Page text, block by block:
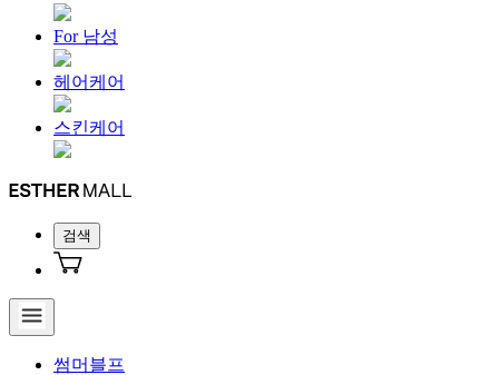
For 남성
헤어케어
스킨케어
검색
썸머블프